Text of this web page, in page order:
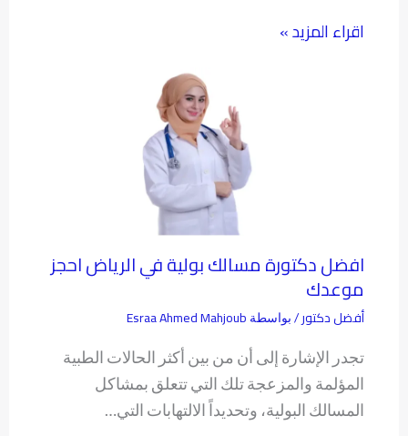
اقراء المزيد »
افضل دكتورة مسالك بولية في الرياض احجز
موعدك
أفضل دكتور/ بواسطة Esraa Ahmed Mahjoub
تجدر الإشارة إلى أن من بين أكثر الحالات الطبية
المؤلمة والمزعجة تلك التي تتعلق بمشاكل
المسالك البولية، وتحديداً الالتهابات التي…